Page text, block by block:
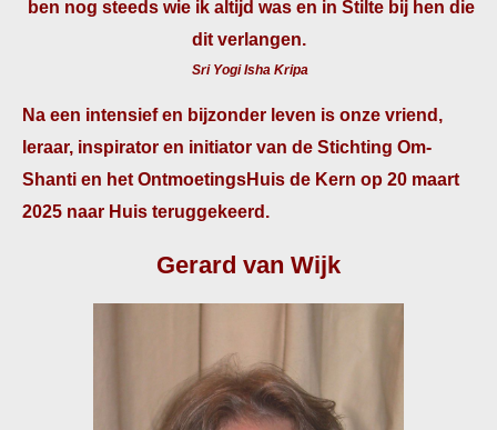
ben nog steeds wie ik altijd was en in Stilte bij hen die
dit verlangen.
Sri Yogi Isha Kripa
Na een intensief en bijzonder leven is onze vriend,
leraar, inspirator en initiator van de Stichting Om-
Shanti en het OntmoetingsHuis de Kern op 20 maart
2025 naar Huis teruggekeerd.
Gerard van Wijk